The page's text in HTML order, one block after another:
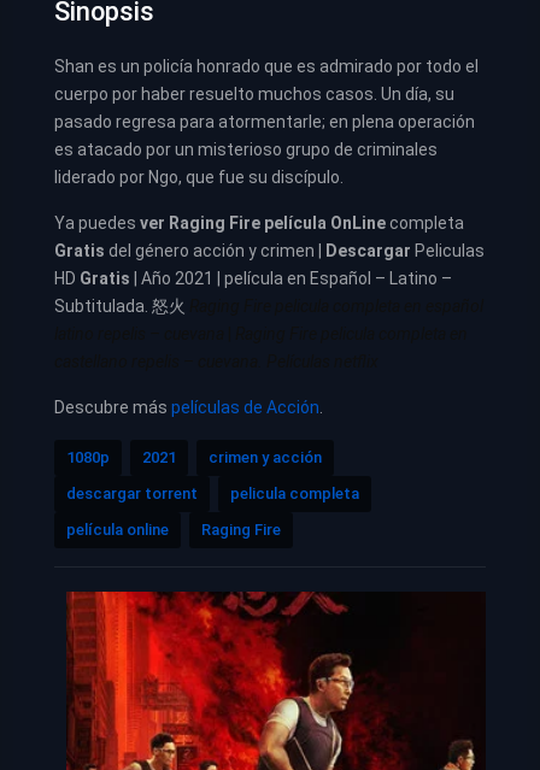
Sinopsis
Shan es un policía honrado que es admirado por todo el
cuerpo por haber resuelto muchos casos. Un día, su
pasado regresa para atormentarle; en plena operación
es atacado por un misterioso grupo de criminales
liderado por Ngo, que fue su discípulo.
Ya puedes ver Raging Fire película OnLinecompleta
Gratis del género acción y crimen | Descargar Peliculas
HD Gratis | Año 2021 | película en Español – Latino –
Subtitulada. 怒火
Descubre más películas de Acción
1080p 2021
crimen y acción
descargar torrent
pelicula completa
película online
Raging Fire